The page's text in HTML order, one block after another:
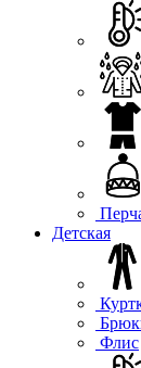
Детская
Флис